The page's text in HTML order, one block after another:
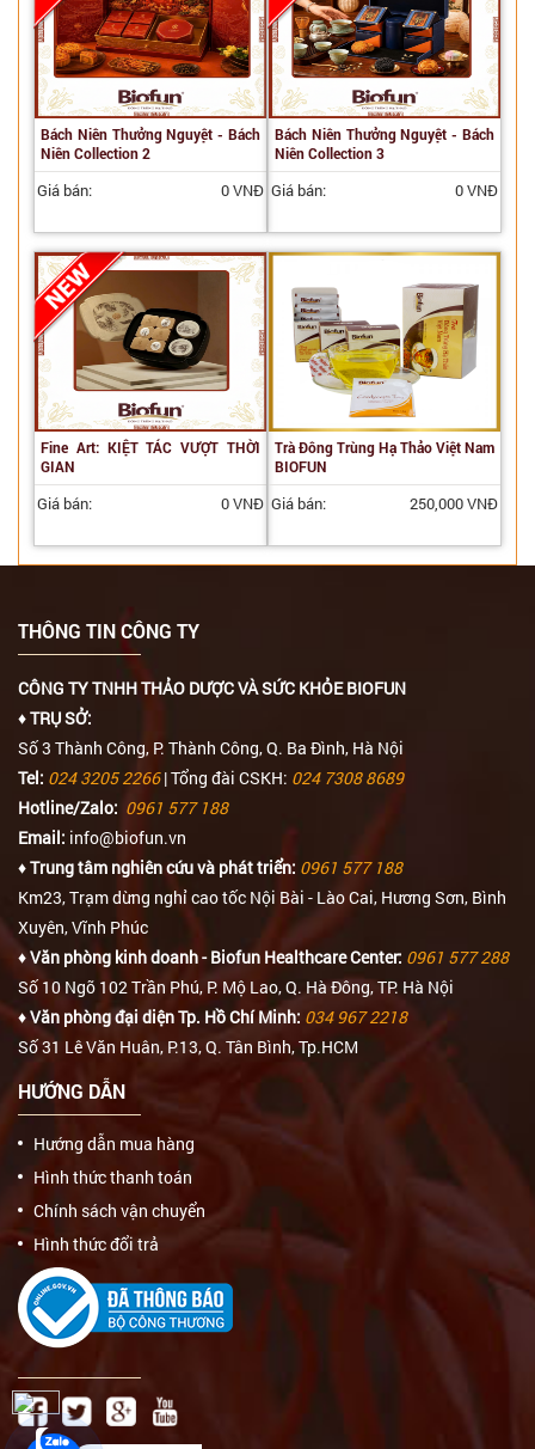
Bách Niên Thưởng Nguyệt - Bách
Niên Collection 2
Giá bán: 0 VNĐ
Bách Niên Thưởng Nguyệt - Bách
Niên Collection 3
Giá bán: 0 VNĐ
Fine Art: KIỆT TÁC VƯỢT THỜI
GIAN
Giá bán: 0 VNĐ
Trà Đông Trùng Hạ Thảo Việt Nam
BIOFUN
Giá bán: 250,000 VNĐ
THÔNG TIN CÔNG TY
CÔNG TY TNHH THẢO DƯỢC VÀ SỨC KHỎE BIOFUN
♦ TRỤ SỞ:
Số 3 Thành Công, P. Thành Công, Q. Ba Đình, Hà Nội
Tel: 024 3205 2266| Tổng đài CSKH: 024 7308 8689
Hotline/Zalo: 0961 577 188
Email: info@biofun.vn
♦ Trung tâm nghiên cứu và phát triển: 0961 577 188
Km23, Trạm dừng nghỉ cao tốc Nội Bài - Lào Cai, Hương Sơn, Bình
Xuyên, Vĩnh Phúc
♦ Văn phòng kinh doanh - Biofun Healthcare Center: 0961 577 288
Số 10 Ngõ 102 Trần Phú, P. Mộ Lao, Q. Hà Đông, TP. Hà Nội
♦ Văn phòng đại diện Tp. Hồ Chí Minh: 034 967 2218
Số 31 Lê Văn Huân, P.13, Q. Tân Bình, Tp.HCM
HƯỚNG DẪN
Hướng dẫn mua hàng
Hình thức thanh toán
Chính sách vận chuyển
Hình thức đổi trả